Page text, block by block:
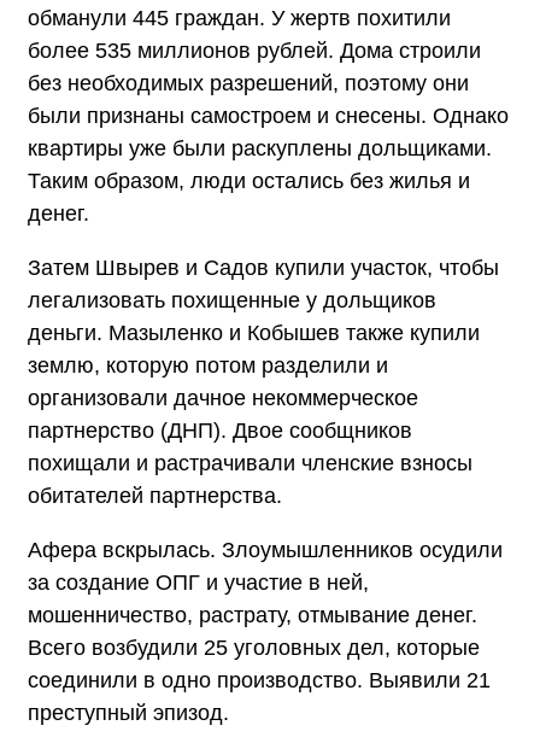
обманули 445 граждан. У жертв похитили
более 535 миллионов рублей. Дома строили
без необходимых разрешений, поэтому они
были признаны самостроем и снесены. Однако
квартиры уже были раскуплены дольщиками.
Таким образом, люди остались без жилья и
денег.
Затем Швырев и Садов купили участок, чтобы
легализовать похищенные у дольщиков
деньги. Мазыленко и Кобышев также купили
землю, которую потом разделили и
организовали дачное некоммерческое
партнерство (ДНП). Двое сообщников
похищали и растрачивали членские взносы
обитателей партнерства.
Афера вскрылась. Злоумышленников осудили
за создание ОПГ и участие в ней,
мошенничество, растрату, отмывание денег.
Всего возбудили 25 уголовных дел, которые
соединили в одно производство. Выявили 21
преступный эпизод.